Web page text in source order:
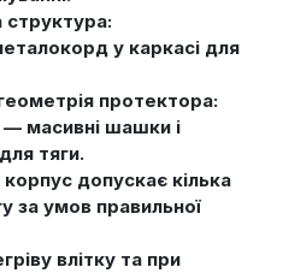
у каркасі для
протектора:
— масивні шашки і
тяги.
допускає кілька
за умов правильної
влітку та при